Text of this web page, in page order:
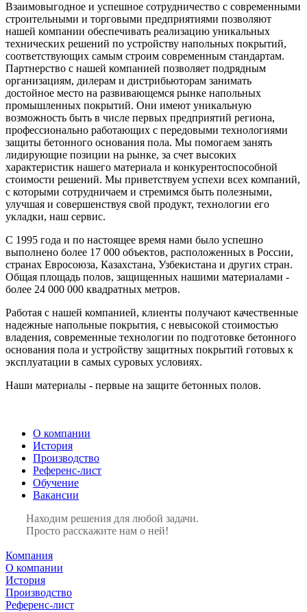
Взаимовыгодное и успешное сотрудничество с современными
строительными и торговыми предприятиями позволяют
нашей компании обеспечивать реализацию уникальных
технических решений по устройству напольных покрытий,
соответствующих самым строим современным стандартам.
Партнерство с нашей компанией позволяет подрядным
организациям, дилерам и дистрибьюторам занимать
достойное место на развивающемся рынке напольных
промышленных покрытий. Они имеют уникальную
возможность быть в числе первых предприятий региона,
профессионально работающих с передовыми технологиями
защиты бетонного основания пола. Мы помогаем занять
лидирующие позиции на рынке, за счет высоких
характеристик нашего материала и конкурентоспособной
стоимости решений. Мы приветствуем успехи всех компаний,
с которыми сотрудничаем и стремимся быть полезными,
улучшая и совершенствуя свой продукт, технологии его
укладки, наш сервис.
С 1995 года и по настоящее время нами было успешно
выполнено более 17 000 объектов, расположенных в России,
странах Евросоюза, Казахстана, Узбекистана и других стран.
Общая площадь полов, защищенных нашими материалами -
более 24 000 000 квадратных метров.
Работая с нашей компанией, клиенты получают качественные
надежные напольные покрытия, с невысокой стоимостью
владения, современные технологии по подготовке бетонного
основания пола и устройству защитных покрытий готовых к
эксплуатации в самых суровых условиях.
Наши материалы - первые на защите бетонных полов.
О компании
История
Производство
Референс-лист
Обучение
Вакансии
Находим решения для любой задачи.
Просто расскажите нам о ней!
Компания
О компании
История
Производство
Референс-лист